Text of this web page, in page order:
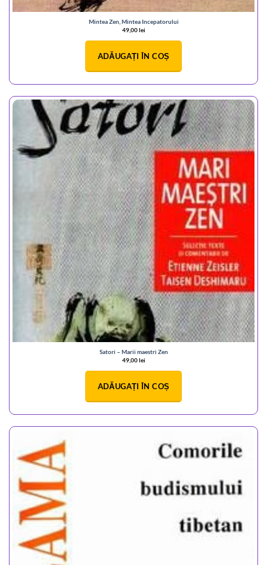
Mintea Zen, Mintea Incepatorului
49,00lei
ADĂUGAȚI ÎN COȘ
Satori – Marii maestri Zen
49,00lei
ADĂUGAȚI ÎN COȘ